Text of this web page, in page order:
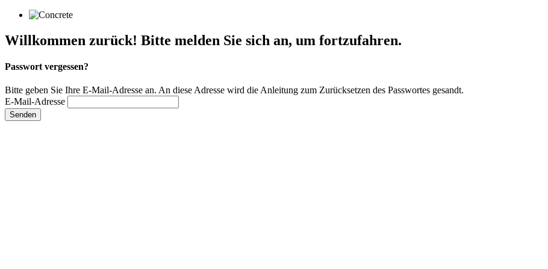
Willkommen zurück! Bitte melden Sie sich an, um fortzufahren.
Passwort vergessen?
Bitte geben Sie Ihre E-Mail-Adresse an. An diese Adresse wird die Anleitung zum Zurücksetzen des Passwortes gesandt.
E-Mail-Adresse
Senden